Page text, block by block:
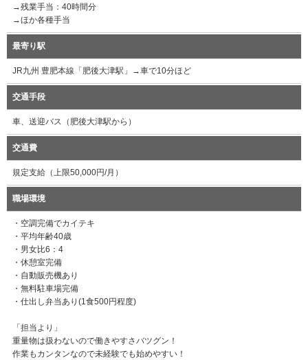
→残業手当：40時間分
→ほか各種手当
最寄り駅
JR九州 豊肥本線「肥後大津駅」→車で10分ほど
交通手段
車、送迎バス（肥後大津駅から）
交通費
規定支給（上限50,000円/月）
職場環境
・空調完備でカイテキ
・平均年齢40歳
・男女比6：4
・休憩室完備
・自動販売機あり
・無料駐車場完備
・仕出し弁当あり(1食500円程度)
「担当より」
重量物は扱わないので働きやすさバツグン！
作業もカンタンなので未経験でも始めやすい！